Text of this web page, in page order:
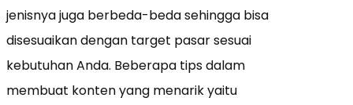
jenisnya juga berbeda-beda sehingga bisa
disesuaikan dengan target pasar sesuai
kebutuhan Anda. Beberapa tips dalam
membuat konten yang menarik yaitu